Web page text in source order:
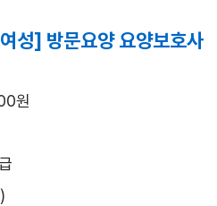
성] 방문요양 요양보호사
원